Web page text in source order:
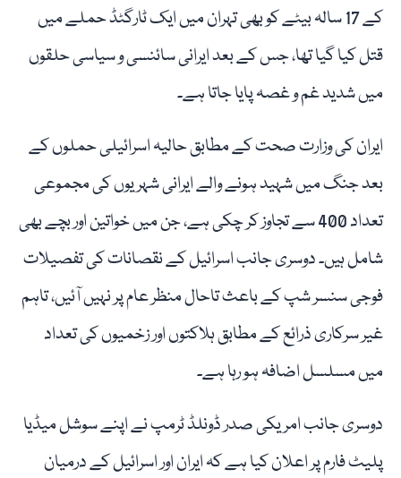
کے 17 سالہ بیٹے کو بھی تہران میں ایک ٹارگٹڈ حملے میں
قتل کیا گیا تھا، جس کے بعد ایرانی سائنسی و سیاسی حلقوں
میں شدید غم و غصہ پایا جاتا ہے۔
ایران کی وزارت صحت کے مطابق حالیہ اسرائیلی حملوں کے
بعد جنگ میں شہید ہونے والے ایرانی شہریوں کی مجموعی
تعداد 400 سے تجاوز کر چکی ہے، جن میں خواتین اور بچے بھی
شامل ہیں۔ دوسری جانب اسرائیل کے نقصانات کی تفصیلات
فوجی سنسر شپ کے باعث تاحال منظر عام پر نہیں آئیں، تاہم
غیر سرکاری ذرائع کے مطابق ہلاکتوں اور زخمیوں کی تعداد
میں مسلسل اضافہ ہو رہا ہے۔
دوسری جانب امریکی صدر ڈونلڈ ٹرمپ نے اپنے سوشل میڈیا
پلیٹ فارم پر اعلان کیا ہے کہ ایران اور اسرائیل کے درمیان